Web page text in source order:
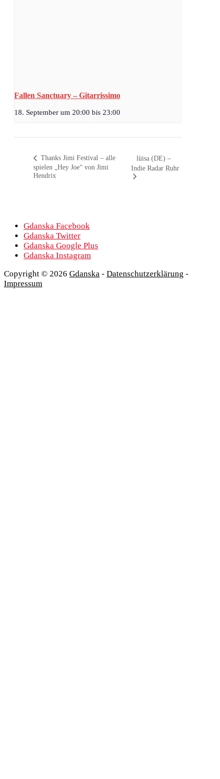
Fallen Sanctuary – Gitarrissimo
18. September um 20:00 bis 23:00
Thanks Jimi Festival – alle
spielen „Hey Joe“ von Jimi
Hendrix
lùisa (DE) –
Indie Radar Ruhr
Gdanska Facebook
Gdanska Twitter
Gdanska Google Plus
Gdanska Instagram
Copyright © 2026 Gdanska - Datenschutzerklärung -
Impressum